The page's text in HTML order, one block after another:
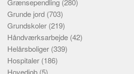
Grænsependling (280)
Grunde jord (703)
Grundskoler (219)
Håndværksarbejde (42)
Helårsboliger (339)
Hospitaler (186)
Hovedjob (5)